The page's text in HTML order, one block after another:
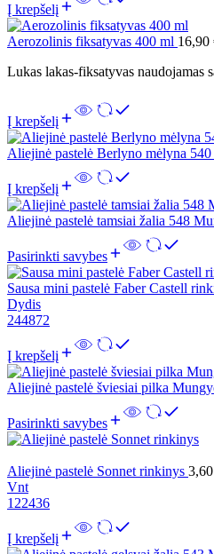
Į krepšelį
Aerozolinis fiksatyvas 400 ml 16,90
Lukas lakas-fiksatyvas naudojamas
Į krepšelį
Aliejinė pastelė Berlyno mėlyna
Į krepšelį
Aliejinė pastelė tamsiai žalia 548
Pasirinkti savybes
Sausa mini pastelė Faber Castell
Dydis
244872
Į krepšelį
Aliejinė pastelė šviesiai pilka
Pasirinkti savybes
Aliejinė pastelė Sonnet rinkinys 3,60
Vnt
122436
Į krepšelį